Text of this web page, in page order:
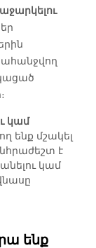
կամ
ենք մշակել
է
կամ
ենք